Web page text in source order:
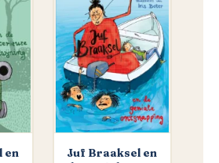
en
Juf Braaksel en